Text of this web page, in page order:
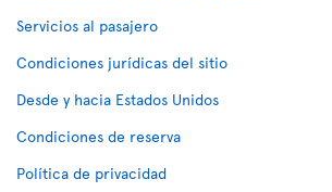
Servicios al pasajero
Condiciones jurídicas del sitio
Desde y hacia Estados Unidos
Condiciones de reserva
Política de privacidad